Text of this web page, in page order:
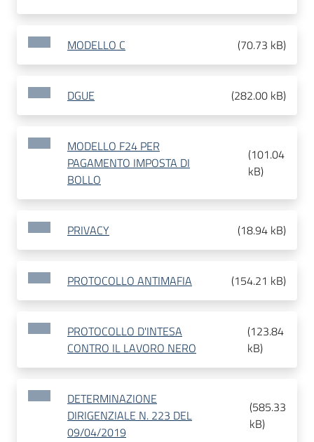
MODELLO C (70.73 kB)
DGUE (282.00 kB)
MODELLO F24 PER
PAGAMENTO IMPOSTA DI
BOLLO
(101.04
kB)
PRIVACY (18.94 kB)
PROTOCOLLO ANTIMAFIA (154.21 kB)
PROTOCOLLO D'INTESA
CONTRO IL LAVORO NERO
(123.84
kB)
DETERMINAZIONE
DIRIGENZIALE N. 223 DEL
09/04/2019
(585.33
kB)